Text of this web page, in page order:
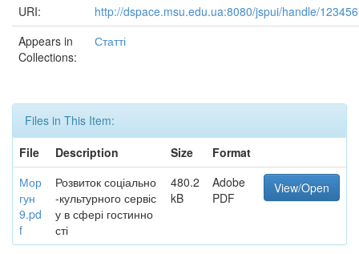
URI:
http://dspace.msu.edu.ua:8080/jspui/handle/
Appears in
Collections:
Статті
Files in This Item:
File
Description Size
Format
Мор
гун
9.pd
f
Розвиток соціально
-культурного сервіс
у в сфері гостинно
сті
480.2
kB
Adobe
PDF
View/Open